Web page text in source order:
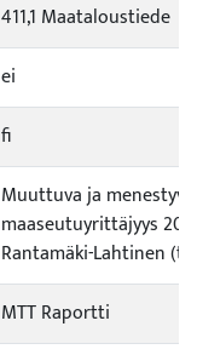
411,1 Maataloustiede
ei
fi
Muuttuva ja menestyvä
maaseutuyrittäjyys
Rantamäki-Lahtinen
MTT Raportti